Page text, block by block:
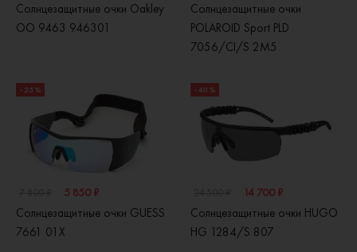
Солнцезащитные очки Oakley
OO 9463 946301
Солнцезащитные очки
POLAROID Sport PLD
7056/CI/S 2M5
- 25 %
5 850 ₽
Солнцезащитные очки GUESS
7661 01X
- 40 %
14 700 ₽
Солнцезащитные очки HUGO
HG 1284/S 807